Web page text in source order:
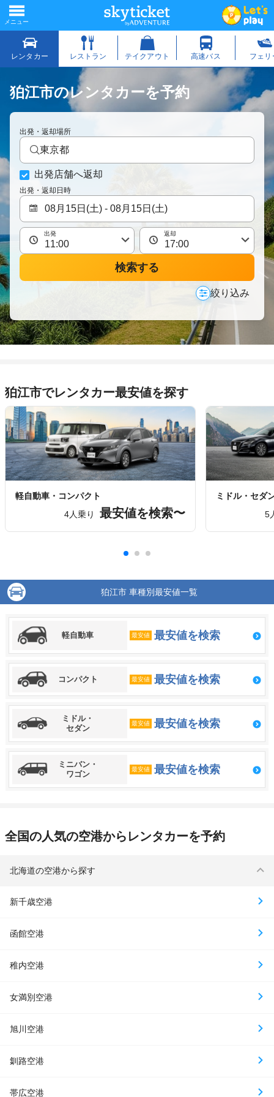
狛江市のレンタカーを予約
出発・返却場所
東京都
出発店舗へ返却
出発・返却日時
出発 返却
検索する
絞り込み
狛江市でレンタカー最安値を探す
軽自動車・コンパクト
4人乗り
最安値を検索〜
ミドル・セダ
5
狛江市 車種別最安値一覧
軽自動車 最安値 最安値を検索
コンパクト 最安値 最安値を検索
ミドル・
セダン
最安値 最安値を検索
ミニバン・
ワゴン
最安値 最安値を検索
全国の人気の空港からレンタカーを予約
北海道の空港から探す
新千歳空港
函館空港
稚内空港
女満別空港
旭川空港
釧路空港
帯広空港